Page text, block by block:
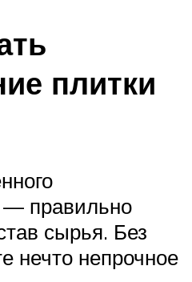
плитки
— правильно
сырья. Без
нечто непрочное